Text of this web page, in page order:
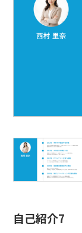
自己紹介7